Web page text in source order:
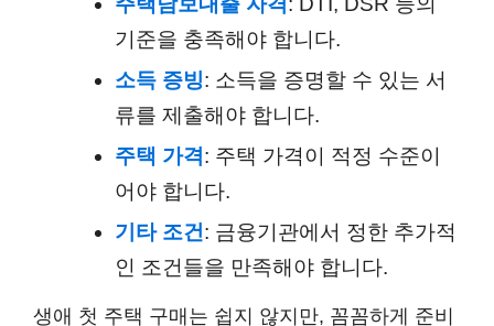
기준을 충족해야 합니다.
소득 증빙: 소득을 증명할 수 있는 서
류를 제출해야 합니다.
주택 가격 : 주택 가격이 적정 수준이
어야 합니다.
기타 조건: 금융기관에서 정한 추가적
인 조건들을 만족해야 합니다.
생애 첫 주택 구매는 쉽지 않지만, 꼼꼼하게 준비